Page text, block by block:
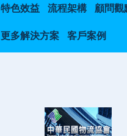
特色效益 流程架構 顧問觀
更多解決方案 客戶案例